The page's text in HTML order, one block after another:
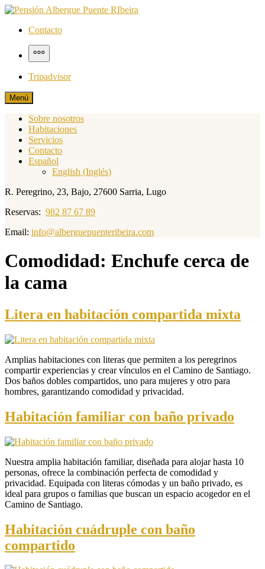
Saltar
contenido
Pensión Albergue Puente RIbeira
Página web pensión albergue puente ribeira
Contacto
Más
Tripadvisor
Menú
Sobre nosotros
Habitaciones
Servicios
Contacto
Español
English (Inglés)
R. Peregrino, 23, Bajo, 27600 Sarria, Lugo
Reservas: 982 87 67 89
Email: info@alberguepuenteribeira.com
Comodidad: Enchufe cerca de
la cama
Litera en habitación compartida mixta
Amplias habitaciones con literas que permiten a los peregrinos
compartir experiencias y crear vínculos en el Camino de Santiago.
Dos baños dobles compartidos, uno para mujeres y otro para
hombres, garantizando comodidad y privacidad.
Habitación familiar con baño privado
Nuestra amplia habitación familiar, diseñada para alojar hasta 10
personas, ofrece la combinación perfecta de comodidad y
privacidad. Equipada con literas cómodas y un baño privado, es
ideal para grupos o familias que buscan un espacio acogedor en el
Camino de Santiago.
Habitación cuádruple con baño
compartido